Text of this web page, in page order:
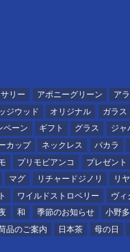
リー アポニーグリーン ア
ジウッド オリジナル
ガラス
ペーン
ギフト グラス
ジャ
カップ ネックレス バカラ
プリモビアンコ プレゼント
マグ リチャードジノリ
リ
ワイルドストロベリー
ヴィ
和 季節のお知らせ 小野
品のご案内 日本茶 母の日